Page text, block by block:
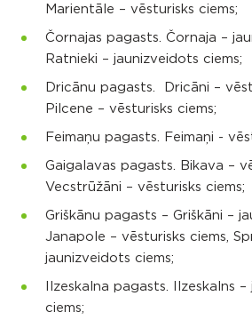
Marientāle – vēsturisks ciems;
Čornajas pagasts. Čornaja –
Ratnieki – jaunizveidots ciems;
Dricānu pagasts. Dricāni –
Pilcene – vēsturisks ciems;
Feimaņu pagasts. Feimaņi -
Gaigalavas pagasts. Bikava –
Vecstrūžāni – vēsturisks ciems;
Griškānu pagasts – Griškāni –
Janapole – vēsturisks ciems,
jaunizveidots ciems;
Ilzeskalna pagasts. Ilzeskalns
ciems;